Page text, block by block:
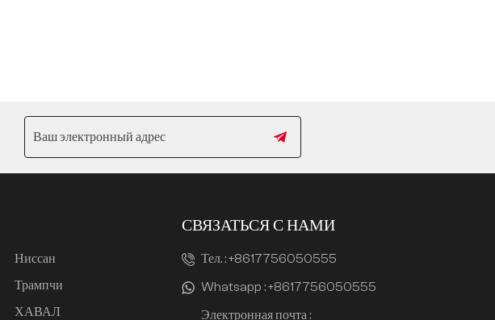
Ниссан
Трампчи
ХАВАЛ
СВЯЗАТЬСЯ С НАМИ
Тел. :+8617756050555
Whatsapp :+8617756050555
Электронная почта :